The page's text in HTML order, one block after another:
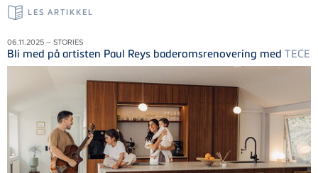
LES ARTIKKEL
06.11.2025 – STORIES
Bli med på artisten Paul Reys baderomsrenovering med TECE